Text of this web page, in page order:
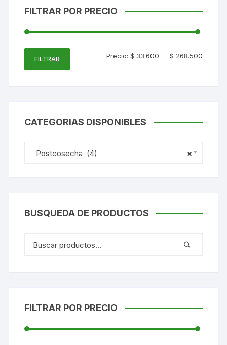
FILTRAR POR PRECIO
Precio
Precio
FILTRAR Precio: $ 33.600 — $ 268.500
CATEGORIAS DISPONIBLES
×
Postcosecha (4)
BUSQUEDA DE PRODUCTOS
FILTRAR POR PRECIO